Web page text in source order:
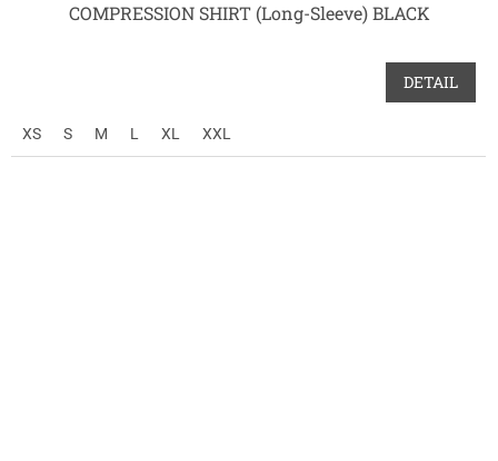
COMPRESSION SHIRT (Long-Sleeve) BLACK
DETAIL
XS S M L XL XXL